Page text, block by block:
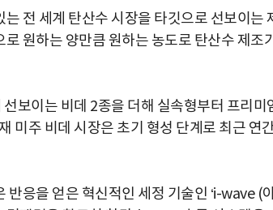
전 세계 탄산수 시장을 타깃으로 선보이는
원하는 양만큼 원하는 농도로 탄산수 제조
보이는 비데 2종을 더해 실속형부터 프리
미주 비데 시장은 초기 형성 단계로 최근 연
응을 얻은 혁신적인 세정 기술인 ‘i-wave (